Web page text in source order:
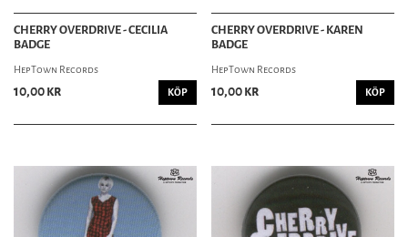
CHERRY OVERDRIVE - CECILIA
BADGE
HepTown Records
10,00 kr KÖP
CHERRY OVERDRIVE - KAREN
BADGE
HepTown Records
10,00 kr KÖP